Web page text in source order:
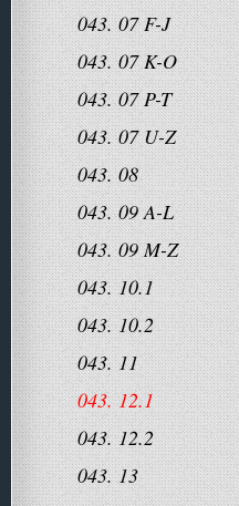
043. 07 F-J
043. 07 K-O
043. 07 P-T
043. 07 U-Z
043. 08
043. 09 A-L
043. 09 M-Z
043. 10.1
043. 10.2
043. 11
043. 12.1
043. 12.2
043. 13